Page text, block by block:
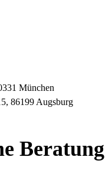
München
86199 Augsburg
Beratung